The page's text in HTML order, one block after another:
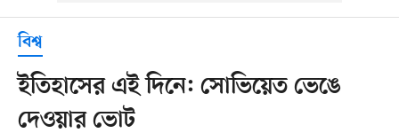
বিশ্ব
ইতিহাসের এই দিনে: সোভিয়েত ভেঙে
দেওয়ার ভোট